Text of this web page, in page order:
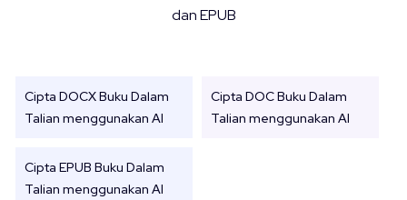
dan EPUB
Cipta DOCX Buku Dalam
Talian menggunakan AI
Cipta DOC Buku Dalam
Talian menggunakan AI
Cipta EPUB Buku Dalam
Talian menggunakan AI